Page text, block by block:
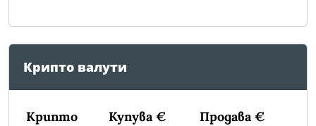
Крипто валути
Крипто Купува €
Продава €